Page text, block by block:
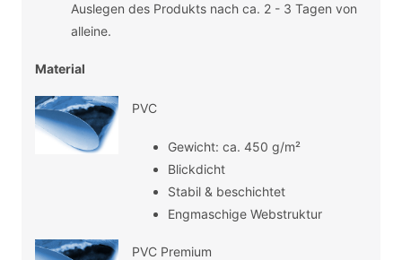
Auslegen des Produkts nach ca. 2 - 3 Tagen von
alleine.
Material
PVC
Gewicht: ca. 450 g/m²
Blickdicht
Stabil & beschichtet
Engmaschige Webstruktur
PVC Premium